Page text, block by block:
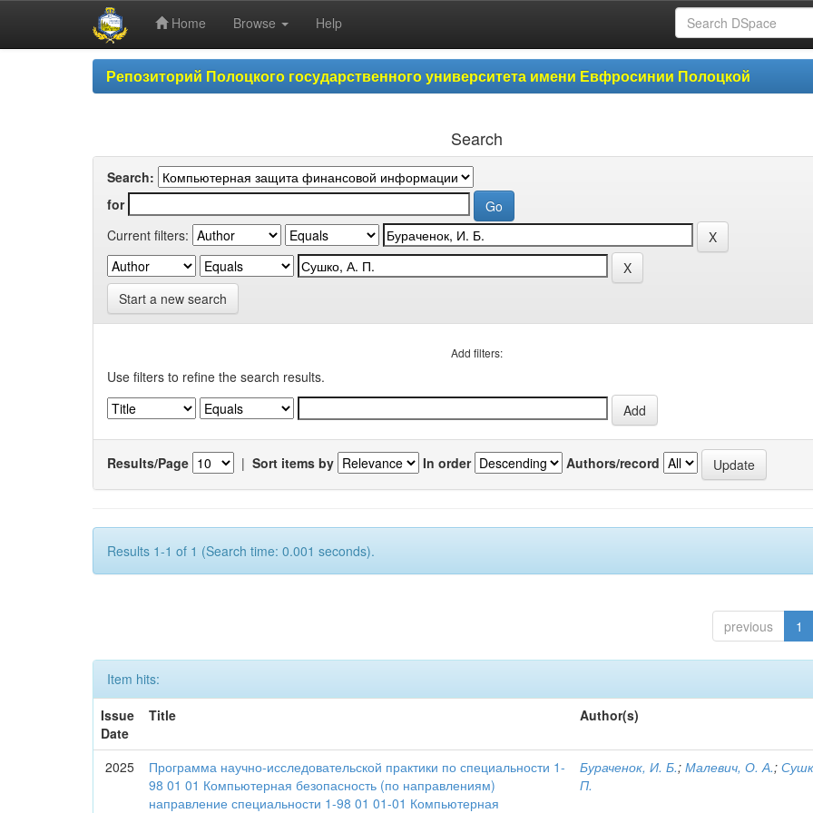
Home Browse Help
Репозиторий Полоцкого государственного университета имени Евфросинии Полоцкой
Search
Search:
for
Current filters:
Start a new search
Add filters:
Use filters to refine the search results.
Results/Page | Sort items by In order Authors/record
Results 1-1 of 1 (Search time: 0.001 seconds).
previous 1
Item hits:
Issue
Date
Title Author(s)
2025
Программа научно-исследовательской практики по специальности 1-
98 01 01 Компьютерная безопасность (по направлениям)
направление специальности 1-98 01 01-01 Компьютерная
Бураченок, И. Б.;Малевич, О. А.;
П.